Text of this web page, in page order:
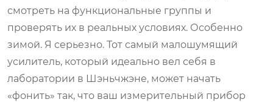
смотреть на функциональные группы и
проверять их в реальных условиях. Особенно
зимой. Я серьезно. Тот самый малошумящий
усилитель, который идеально вел себя в
лаборатории в Шэньчжэне, может начать
«фонить» так, что ваш измерительный прибор